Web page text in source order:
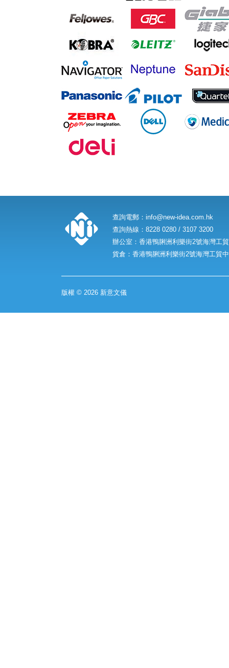
查詢電郵： info@new-idea.com.hk
查詢熱線：8228 0280 / 3107 3200
辦公室：香港鴨脷洲利樂街2號海灣工
貨倉：香港鴨脷洲利樂街2號海灣工貿
版權 © 2026 新意文儀